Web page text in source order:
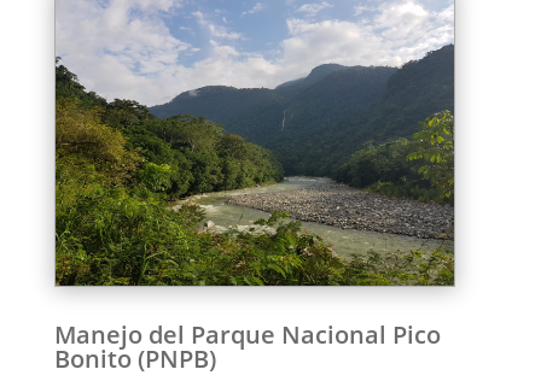
Manejo del Parque Nacional Pico
Bonito (PNPB)